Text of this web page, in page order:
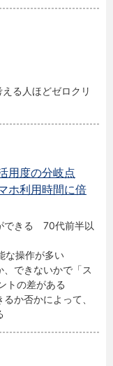
る人ほどゼロクリ
用度の分岐点
ホ利用時間に倍
できる 70代前半以
な操作が多い
、できないかで「ス
トの差がある
か否かによって、